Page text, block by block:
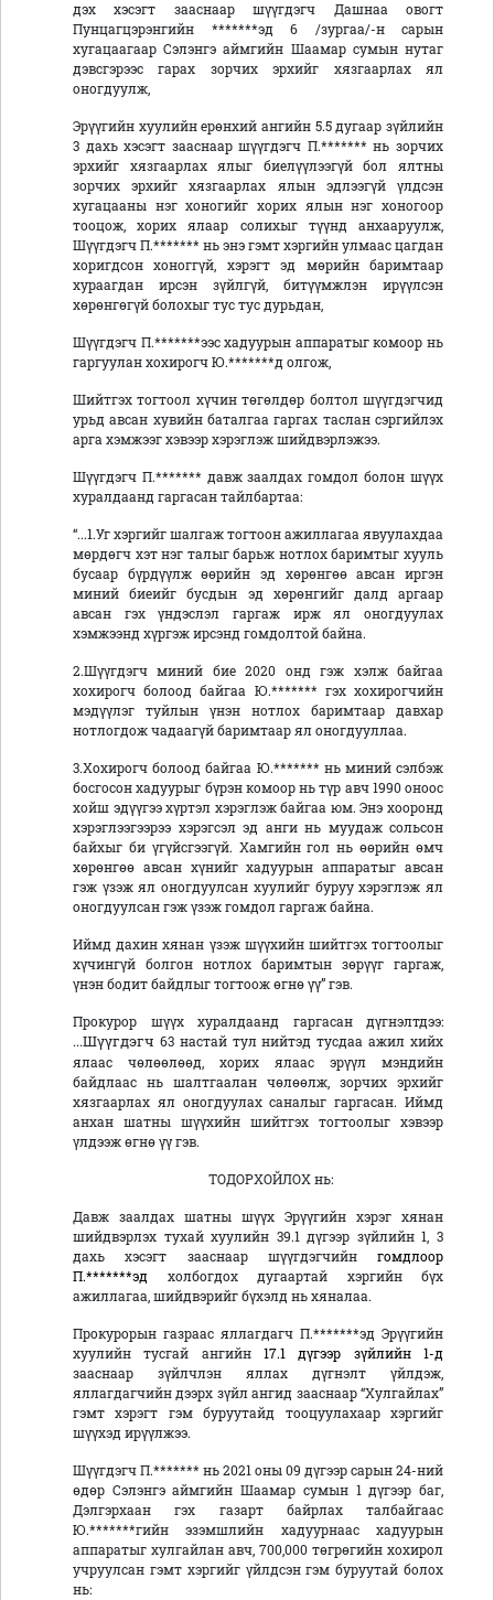
дэх хэсэгт зааснаар шүүгдэгч Дашнаа овогт
Пунцагцэрэнгийн *******эд 6 /зургаа/-н сарын
хугацаагаар Сэлэнгэ аймгийн Шаамар сумын нутаг
дэвсгэрээс гарах зорчих эрхийг хязгаарлах ял
оногдуулж,
Эрүүгийн хуулийн ерөнхий ангийн 5.5 дугаар зүйлийн
3 дахь хэсэгт зааснаар шүүгдэгч П.******* нь зорчих
эрхийг хязгаарлах ялыг биелүүлээгүй бол ялтны
зорчих эрхийг хязгаарлах ялын эдлээгүй үлдсэн
хугацааны нэг хоногийг хорих ялын нэг хоногоор
тооцож, хорих ялаар солихыг түүнд анхааруулж,
Шүүгдэгч П.******* нь энэ гэмт хэргийн улмаас цагдан
хоригдсон хоноггүй, хэрэгт эд мөрийн баримтаар
хураагдан ирсэн зүйлгүй, битүүмжлэн ирүүлсэн
хөрөнгөгүй болохыг тус тус дурьдан,
Шүүгдэгч П.*******ээс хадуурын аппаратыг комоор нь
гаргуулан хохирогч Ю.*******д олгож,
Шийтгэх тогтоол хүчин төгөлдөр болтол шүүгдэгчид
урьд авсан хувийн баталгаа гаргах таслан сэргийлэх
арга хэмжээг хэвээр хэрэглэж шийдвэрлэжээ.
Шүүгдэгч П.******* давж заалдах гомдол болон шүүх
хуралдаанд гаргасан тайлбартаа:
“...1.Уг хэргийг шалгаж тогтоон ажиллагаа явуулахдаа
мөрдөгч хэт нэг талыг барьж нотлох баримтыг хууль
бусаар бүрдүүлж өөрийн эд хөрөнгөө авсан иргэн
миний биеийг бусдын эд хөрөнгийг далд аргаар
авсан гэх үндэслэл гаргаж ирж ял оногдуулах
хэмжээнд хүргэж ирсэнд гомдолтой байна.
2.Шүүгдэгч миний бие 2020 онд гэж хэлж байгаа
хохирогч болоод байгаа Ю.******* гэх хохирогчийн
мэдүүлэг туйлын үнэн нотлох баримтаар давхар
нотлогдож чадаагүй баримтаар ял оногдууллаа.
3.Хохирогч болоод байгаа Ю.******* нь миний сэлбэж
босгосон хадуурыг бүрэн комоор нь түр авч 1990 оноос
хойш эдүүгээ хүртэл хэрэглэж байгаа юм. Энэ хооронд
хэрэглээгээрээ хэрэгсэл эд анги нь муудаж сольсон
байхыг би үгүйсгээгүй. Хамгийн гол нь өөрийн өмч
хөрөнгөө авсан хүнийг хадуурын аппаратыг авсан
гэж үзэж ял оногдуулсан хуулийг буруу хэрэглэж ял
оногдуулсан гэж үзэж гомдол гаргаж байна.
Иймд дахин хянан үзэж шүүхийн шийтгэх тогтоолыг
хүчингүй болгон нотлох баримтын зөрүүг гаргаж,
үнэн бодит байдлыг тогтоож өгнө үү” гэв.
Прокурор шүүх хуралдаанд гаргасан дүгнэлтдээ:
...Шүүгдэгч 63 настай тул нийтэд тусдаа ажил хийх
ялаас чөлөөлөөд, хорих ялаас эрүүл мэндийн
байдлаас нь шалтгаалан чөлөөлж, зорчих эрхийг
хязгаарлах ял оногдуулах саналыг гаргасан. Иймд
анхан шатны шүүхийн шийтгэх тогтоолыг хэвээр
үлдээж өгнө үү гэв.
ТОДОРХОЙЛОХ нь:
Давж заалдах шатны шүүх Эрүүгийн хэрэг хянан
шийдвэрлэх тухай хуулийн 39.1 дүгээр зүйлийн 1, 3
дахь хэсэгт зааснаар шүүгдэгчийн гомдлоор
П.*******эд холбогдох дугаартай хэргийн бүх
ажиллагаа, шийдвэрийг бүхэлд нь хяналаа.
Прокурорын газраас яллагдагч П.*******эд Эрүүгийн
хуулийн тусгай ангийн 17.1 дүгээр зүйлийн 1-д
зааснаар зүйлчлэн яллах дүгнэлт үйлдэж,
яллагдагчийн дээрх зүйл ангид зааснаар “Хулгайлах”
гэмт хэрэгт гэм буруутайд тооцуулахаар хэргийг
шүүхэд ирүүлжээ.
Шүүгдэгч П.******* нь 2021 оны 09 дүгээр сарын 24-ний
өдөр Сэлэнгэ аймгийн Шаамар сумын 1 дүгээр баг,
Дэлгэрхаан гэх газарт байрлах талбайгаас
Ю.*******гийн эзэмшлийн хадуурнаас хадуурын
аппаратыг хулгайлан авч, 700,000 төгрөгийн хохирол
учруулсан гэмт хэргийг үйлдсэн гэм буруутай болох
нь: